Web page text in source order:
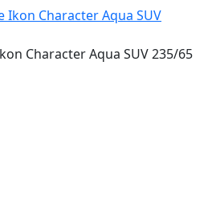
Character Aqua SUV 235/65